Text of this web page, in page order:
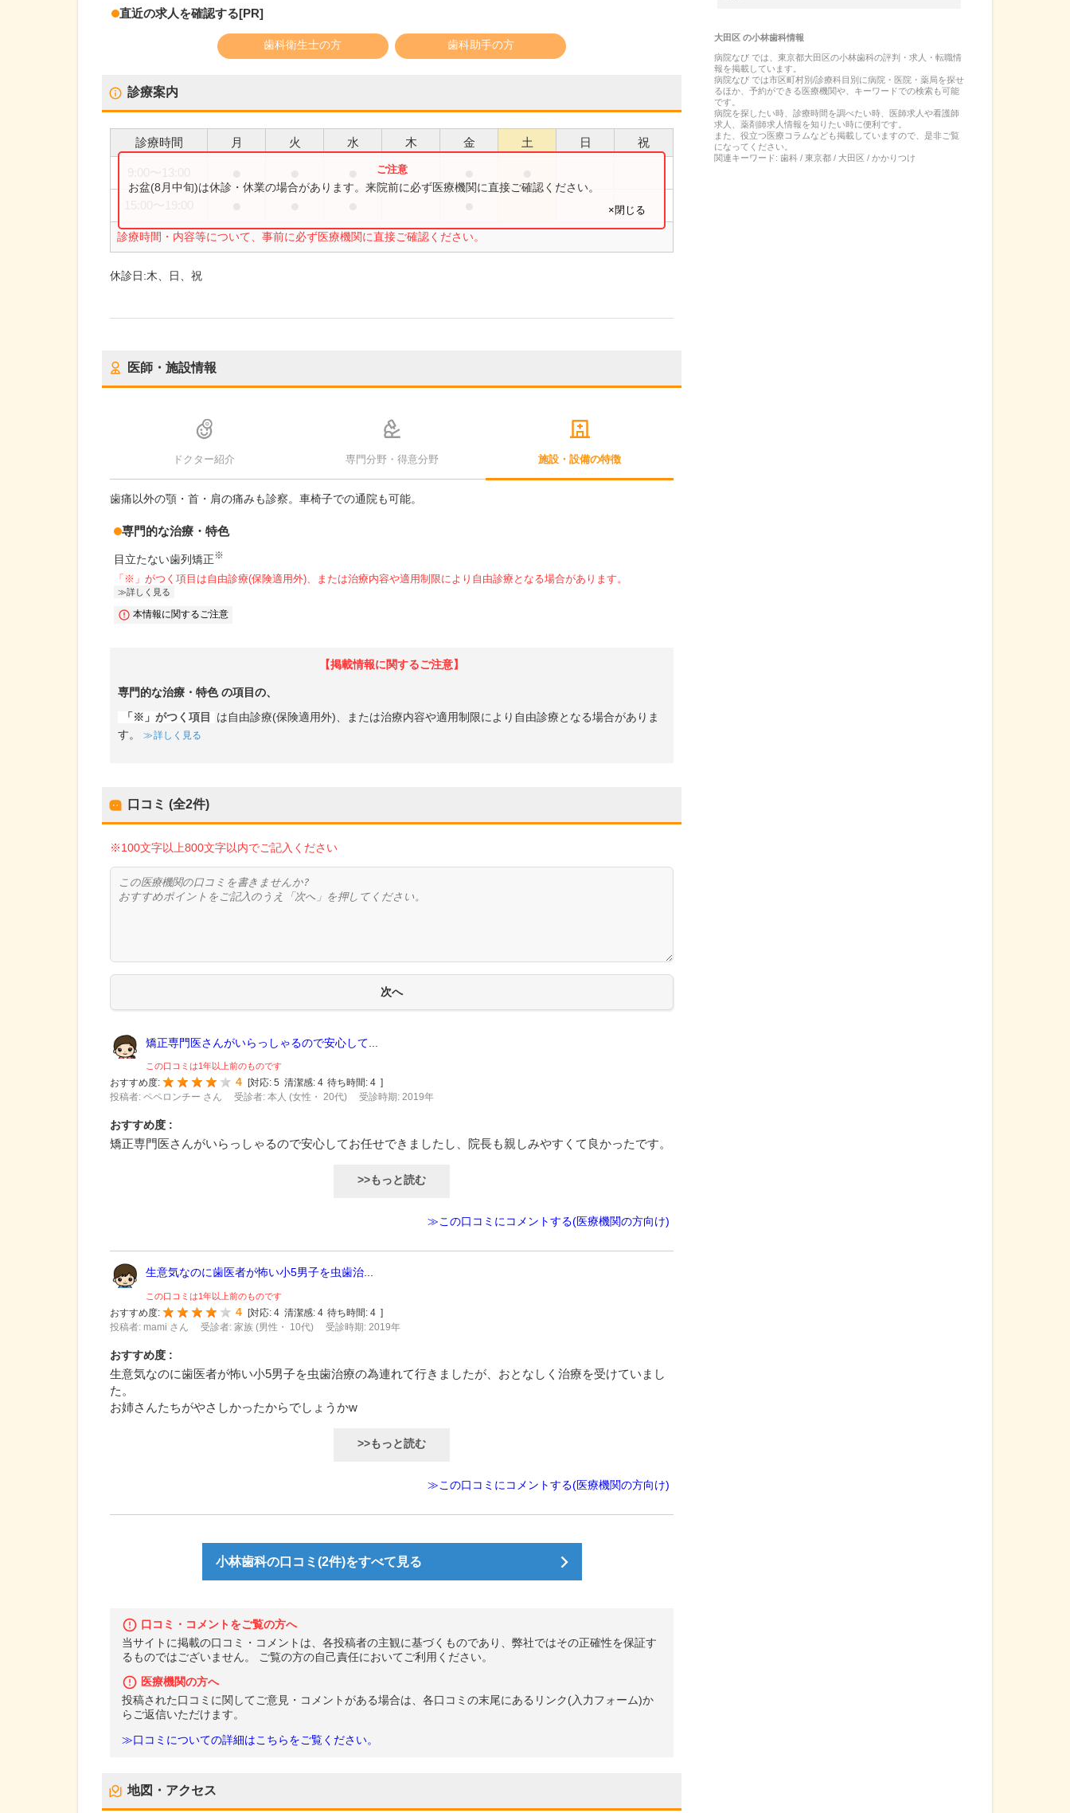
直近の求人を確認する[PR]
歯科衛生士の方 歯科助手の方
診療案内
診療時間 月 火 水 木 金 土 日 祝
診療時間・内容等について、事前に必ず医療機関に直接ご確認ください。
お盆(8月中旬)は休診・休業の場合があります。来院前に必ず医療機関に直接ご確認ください。
×閉じる
休診日:木、日、祝
医師・施設情報
ドクター紹介 専門分野・得意分野 施設・設備の特徴
歯痛以外の顎・首・肩の痛みも診察。車椅子での通院も可能。
専門的な治療・特色
目立たない歯列矯正※
「※」がつく項目は自由診療(保険適用外)、または治療内容や適用制限により自由診療となる場合があります。
詳しく見る
本情報に関するご注意
【掲載情報に関するご注意】
専門的な治療・特色の項目の、
「※」がつく項目
は自由診療(保険適用外)、または治療内容や適用制限により自由診療となる場合がありま
す。
詳しく見る
口コミ (全2件)
※100文字以上800文字以内でご記入ください
矯正専門医さんがいらっしゃるので安心して...
この口コミは1年以上前のものです
おすすめ度:
4 対応: 5 清潔感: 4 待ち時間: 4
投稿者: ペペロンチー さん
受診者: 本人 (女性・ 20代) 受診時期: 2019年
おすすめ度 :
矯正専門医さんがいらっしゃるので安心してお任せできましたし、院長も親しみやすくて良かったです。
>>もっと読む
≫この口コミにコメントする(医療機関の方向け)
生意気なのに歯医者が怖い小5男子を虫歯治...
この口コミは1年以上前のものです
おすすめ度:
4 [対応: 4 清潔感: 4 待ち時間: 4 ]
投稿者: mami さん
受診者: 家族 (男性・ 10代) 受診時期: 2019年
おすすめ度 :
生意気なのに歯医者が怖い小5男子を虫歯治療の為連れて行きましたが、おとなしく治療を受けていまし
た。
お姉さんたちがやさしかったからでしょうかw
>>もっと読む
≫この口コミにコメントする(医療機関の方向け)
小林歯科の口コミ(2件)をすべて見る
口コミ・コメントをご覧の方へ
当サイトに掲載の口コミ・コメントは、各投稿者の主観に基づくものであり、弊社ではその正確性を保証す
るものではございません。 ご覧の方の自己責任においてご利用ください。
医療機関の方へ
投稿された口コミに関してご意見・コメントがある場合は、各口コミの末尾にあるリンク(入力フォーム)か
らご返信いただけます。
≫口コミについての詳細はこちらをご覧ください。
地図・アクセス
大田区の小林歯科情報
病院なび では、 東京都大田区の小林歯科の評判・求人・転職情
報を掲載しています。
病院なび では市区町村別/診療科目別に病院・医院・薬局を探せ
るほか、予約ができる医療機関や、キーワードでの検索も可能
です。
病院を探したい時、診療時間を調べたい時、医師求人や看護師
求人、薬剤師求人情報を知りたい時に便利です。
また、役立つ医療コラムなども掲載していますので、是非ご覧
になってください。
関連キーワード: 歯科 / 東京都 / 大田区 / かかりつけ